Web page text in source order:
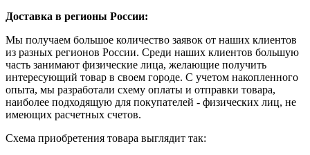
Доставка в регионы России:
Мы получаем большое количество заявок от наших клиентов
из разных регионов России. Среди наших клиентов большую
часть занимают физические лица, желающие получить
интересующий товар в своем городе. С учетом накопленного
опыта, мы разработали схему оплаты и отправки товара,
наиболее подходящую для покупателей - физических лиц, не
имеющих расчетных счетов.
Схема приобретения товара выглядит так: